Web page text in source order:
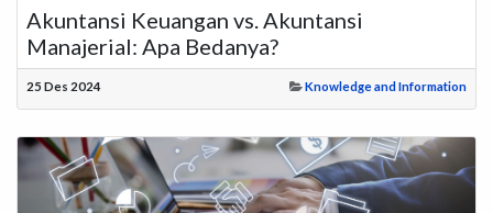
Akuntansi Keuangan vs. Akuntansi
Manajerial: Apa Bedanya?
25 Des 2024 Knowledge and Information